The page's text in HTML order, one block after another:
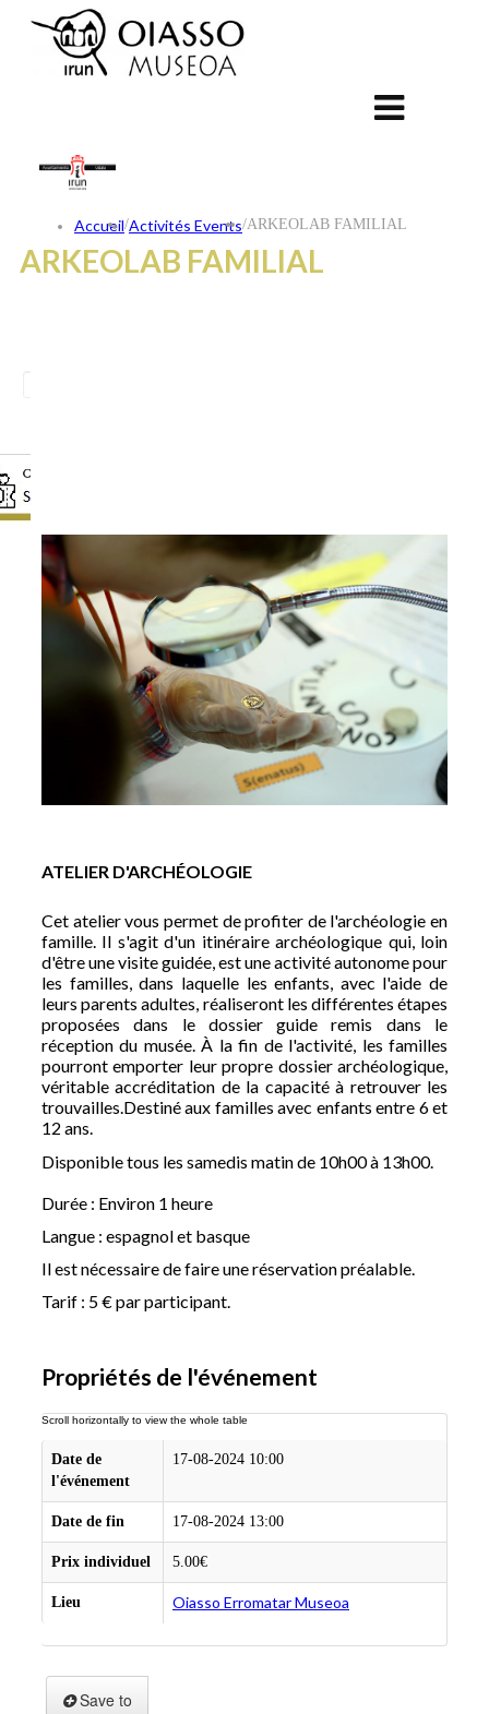
Accueil/Activités Events/ARKEOLAB FAMILIAL
ARKEOLAB FAMILIAL
ATELIER D'ARCHÉOLOGIE
Cet atelier vous permet de profiter de l'archéologie en
famille. Il s'agit d'un itinéraire archéologique qui, loin
d'être une visite guidée, est une activité autonome pour
les familles, dans laquelle les enfants, avec l'aide de
leurs parents adultes, réaliseront les différentes étapes
proposées dans le dossier guide remis dans le
réception du musée. À la fin de l'activité, les familles
pourront emporter leur propre dossier archéologique,
véritable accréditation de la capacité à retrouver les
trouvailles.Destiné aux familles avec enfants entre 6 et
12 ans.
Disponible tous les samedis matin de 10h00 à 13h00.
Durée : Environ 1 heure
Langue : espagnol et basque
Il est nécessaire de faire une réservation préalable.
Tarif : 5 € par participant.
Propriétés de l'événement
Date de
l'événement
17-08-2024 10:00
Date de fin 17-08-2024 13:00
Prix individuel 5.00€
Lieu Oiasso Erromatar Museoa
Save to